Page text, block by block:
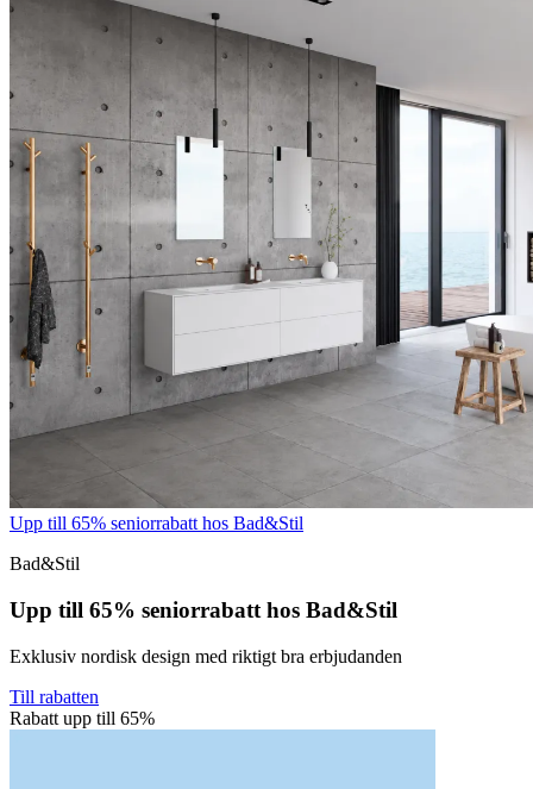
Upp till 65% seniorrabatt hos Bad&Stil
Bad&Stil
Upp till 65% seniorrabatt hos Bad&Stil
Exklusiv nordisk design med riktigt bra erbjudanden
Till rabatten
Rabatt upp till 65%